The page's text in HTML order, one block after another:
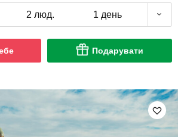
2 люд. 1 день
Подарувати